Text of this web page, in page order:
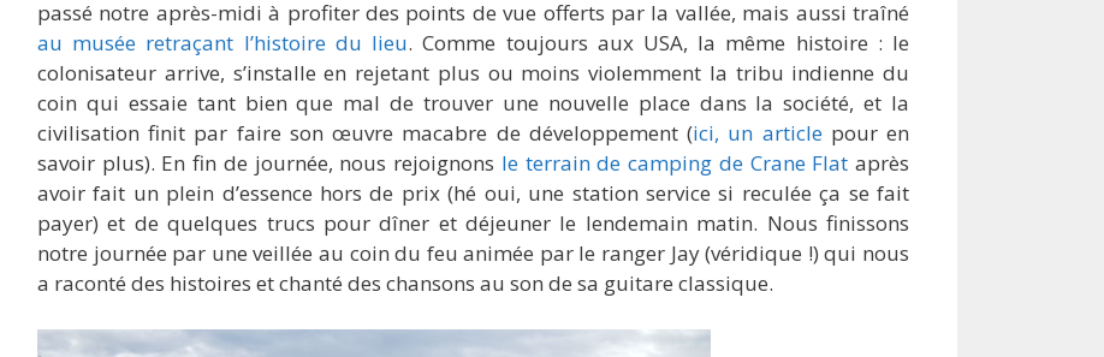
passé notre après-midi à profiter des points de vue offerts par la vallée, mais aussi traîné
au musée retraçant l’histoire du lieu. Comme toujours aux USA, la même histoire : le
colonisateur arrive, s’installe en rejetant plus ou moins violemment la tribu indienne du
coin qui essaie tant bien que mal de trouver une nouvelle place dans la société, et la
civilisation finit par faire son œuvre macabre de développement (ici, un articlepour en
savoir plus). En fin de journée, nous rejoignons le terrain de camping de Crane Flat après
avoir fait un plein d’essence hors de prix (hé oui, une station service si reculée ça se fait
payer) et de quelques trucs pour dîner et déjeuner le lendemain matin. Nous finissons
notre journée par une veillée au coin du feu animée par le ranger Jay (véridique !) qui nous
a raconté des histoires et chanté des chansons au son de sa guitare classique.